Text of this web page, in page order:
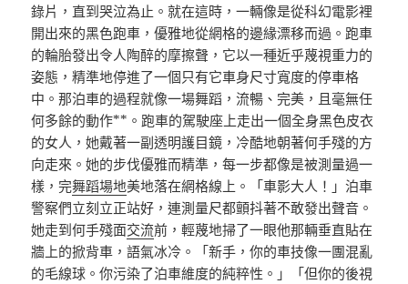
錄片，直到哭泣為止。就在這時，一輛像是從科幻電影裡
開出來的黑色跑車，優雅地從網格的邊緣漂移而過。跑車
的輪胎發出令人陶醉的摩擦聲，它以一種近乎蔑視重力的
姿態，精準地停進了一個只有它車身尺寸寬度的停車格
中。那泊車的過程就像一場舞蹈，流暢、完美，且毫無任
何多餘的動作**。跑車的駕駛座上走出一個全身黑色皮衣
的女人，她戴著一副透明護目鏡，冷酷地朝著何手殘的方
向走來。她的步伐優雅而精準，每一步都像是被測量過一
樣，完舞蹈場地美地落在網格線上。「車影大人！」泊車
警察們立刻立正站好，連測量尺都顫抖著不敢發出聲音。
她走到何手殘面交流前，輕蔑地掃了一眼他那輛垂直貼在
牆上的掀背車，語氣冰冷。「新手，你的車技像一團混亂
的毛線球。你污染了泊車維度的純粹性。」「但你的後視